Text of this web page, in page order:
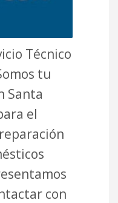
Técnico
tu
Santa
el
con